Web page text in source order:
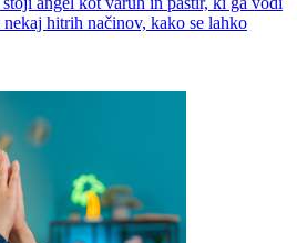
hitrih načinov, kako se lahko